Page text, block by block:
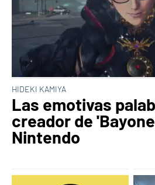
HIDEKI KAMIYA
Las emotivas
creador de
Nintendo